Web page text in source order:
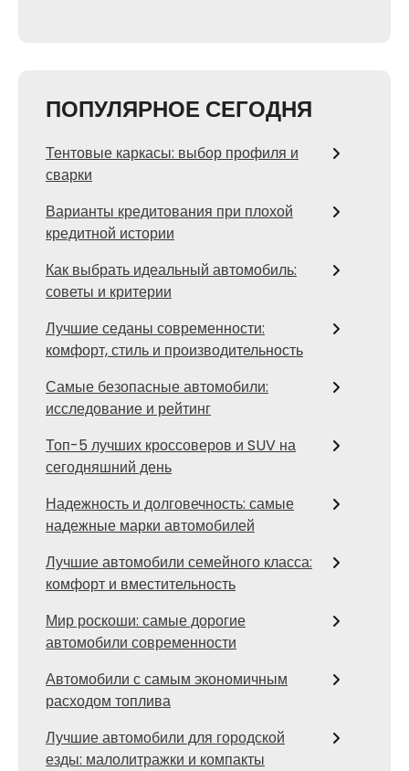
ПОПУЛЯРНОЕ СЕГОДНЯ
Тентовые каркасы: выбор профиля и
сварки
Варианты кредитования при плохой
кредитной истории
Как выбрать идеальный автомобиль:
советы и критерии
Лучшие седаны современности:
комфорт, стиль и производительность
Самые безопасные автомобили:
исследование и рейтинг
Топ-5 лучших кроссоверов и SUV на
сегодняшний день
Надежность и долговечность: самые
надежные марки автомобилей
Лучшие автомобили семейного класса:
комфорт и вместительность
Мир роскоши: самые дорогие
автомобили современности
Автомобили с самым экономичным
расходом топлива
Лучшие автомобили для городской
езды: малолитражки и компакты